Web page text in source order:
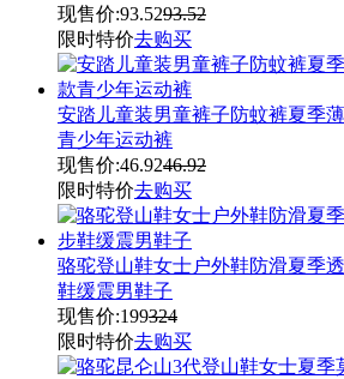
现售价:93.5293.52
限时特价去购买
安踏儿童装男童裤子防蚊裤夏季
青少年运动裤
现售价:46.9246.92
限时特价去购买
骆驼登山鞋女士户外鞋防滑夏季
鞋缓震男鞋子
现售价:199324
限时特价去购买